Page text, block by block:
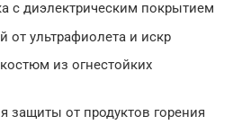
с диэлектрическим покрытием
от ультрафиолета и искр
из огнестойких
защиты от продуктов горения